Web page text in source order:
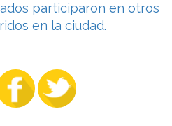
participaron en otros
en la ciudad.